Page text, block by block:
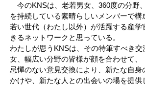
今のKNSは、老若男女、360度の分野
を持続している素晴らしいメンバーで構
若い世代（わたし以外）が活躍する産
きるネットワークと思っている。
わたしが思うKNSは、その特筆すべき交
女、幅広い分野の皆様が顔を合わせて、
忌憚のない意見交換により、新たな自身
かけや、新たな人との出会いの場を提供